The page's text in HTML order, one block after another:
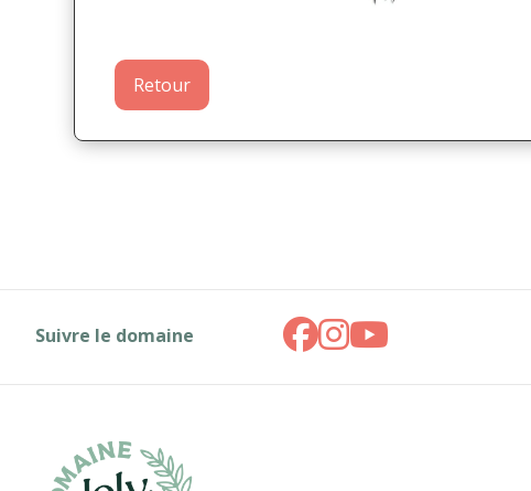
Retour
Suivre le domaine